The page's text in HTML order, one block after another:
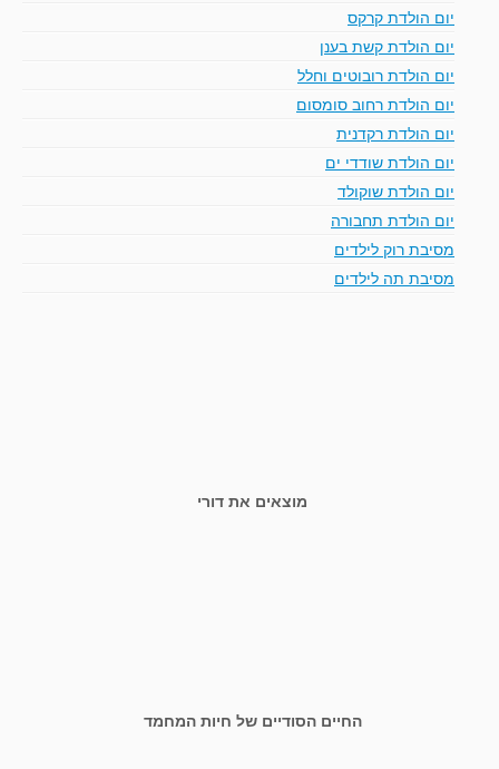
יום הולדת קרקס
יום הולדת קשת בענן
יום הולדת רובוטים וחלל
יום הולדת רחוב סומסום
יום הולדת רקדנית
יום הולדת שודדי ים
יום הולדת שוקולד
יום הולדת תחבורה
מסיבת רוק לילדים
מסיבת תה לילדים
מוצאים את דורי
החיים הסודיים של חיות המחמד